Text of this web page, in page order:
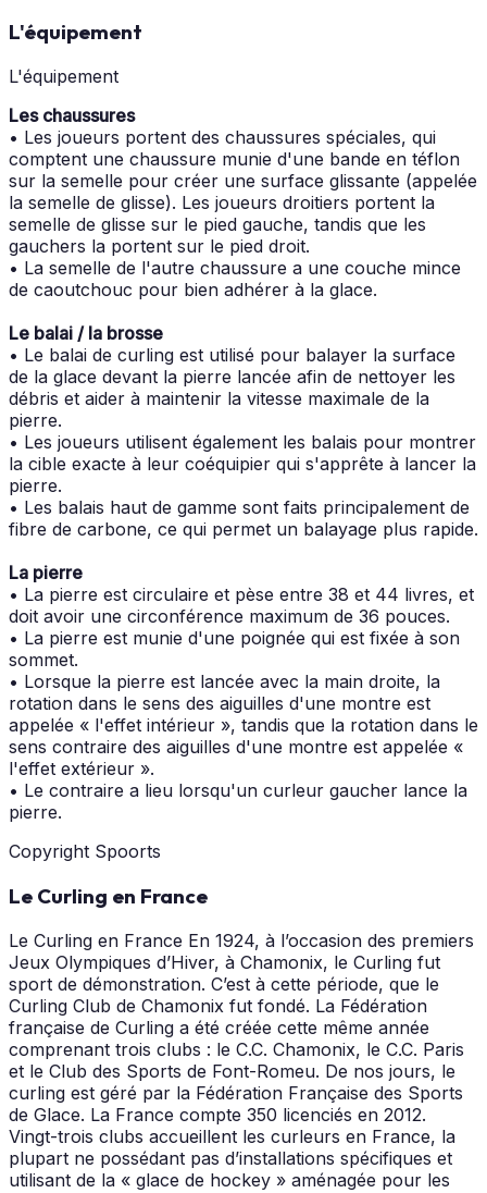
L'équipement
L'équipement
Les chaussures
• Les joueurs portent des chaussures spéciales, qui
comptent une chaussure munie d'une bande en téflon
sur la semelle pour créer une surface glissante (appelée
la semelle de glisse). Les joueurs droitiers portent la
semelle de glisse sur le pied gauche, tandis que les
gauchers la portent sur le pied droit.
• La semelle de l'autre chaussure a une couche mince
de caoutchouc pour bien adhérer à la glace.
Le balai / la brosse
• Le balai de curling est utilisé pour balayer la surface
de la glace devant la pierre lancée afin de nettoyer les
débris et aider à maintenir la vitesse maximale de la
pierre.
• Les joueurs utilisent également les balais pour montrer
la cible exacte à leur coéquipier qui s'apprête à lancer la
pierre.
• Les balais haut de gamme sont faits principalement de
fibre de carbone, ce qui permet un balayage plus rapide.
La pierre
• La pierre est circulaire et pèse entre 38 et 44 livres, et
doit avoir une circonférence maximum de 36 pouces.
• La pierre est munie d'une poignée qui est fixée à son
sommet.
• Lorsque la pierre est lancée avec la main droite, la
rotation dans le sens des aiguilles d'une montre est
appelée « l'effet intérieur », tandis que la rotation dans le
sens contraire des aiguilles d'une montre est appelée «
l'effet extérieur ».
• Le contraire a lieu lorsqu'un curleur gaucher lance la
pierre.
Copyright Spoorts
Le Curling en France
Le Curling en France En 1924, à l’occasion des premiers
Jeux Olympiques d’Hiver, à Chamonix, le Curling fut
sport de démonstration. C’est à cette période, que le
Curling Club de Chamonix fut fondé. La Fédération
française de Curling a été créée cette même année
comprenant trois clubs : le C.C. Chamonix, le C.C. Paris
et le Club des Sports de Font-Romeu. De nos jours, le
curling est géré par la Fédération Française des Sports
de Glace. La France compte 350 licenciés en 2012.
Vingt-trois clubs accueillent les curleurs en France, la
plupart ne possédant pas d’installations spécifiques et
utilisant de la « glace de hockey » aménagée pour les